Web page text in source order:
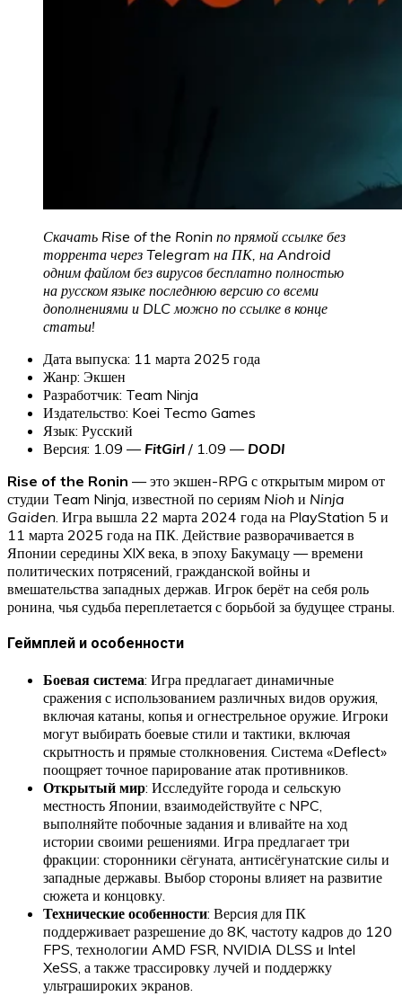
Скачать Rise of the Ronin по прямой ссылке без
торрента через Telegram на ПК, на Android
одним файлом без вирусов бесплатно полностью
на русском языке последнюю версию со всеми
дополнениями и DLC можно по ссылке в конце
статьи!
Дата выпуска: 11 марта 2025 года
Жанр: Экшен
Разработчик: Team Ninja
Издательство: Koei Tecmo Games
Язык: Русский
Версия: 1.09 — FitGirl / 1.09 — DODI
Rise of the Ronin — это экшен-RPG с открытым миром от
студии Team Ninja, известной по сериям Nioh и Ninja
Gaiden . Игра вышла 22 марта 2024 года на PlayStation 5 и
11 марта 2025 года на ПК. Действие разворачивается в
Японии середины XIX века, в эпоху Бакумацу — времени
политических потрясений, гражданской войны и
вмешательства западных держав. Игрок берёт на себя роль
ронина, чья судьба переплетается с борьбой за будущее страны.
Геймплей и особенности
Боевая система: Игра предлагает динамичные
сражения с использованием различных видов оружия,
включая катаны, копья и огнестрельное оружие. Игроки
могут выбирать боевые стили и тактики, включая
скрытность и прямые столкновения. Система «Deflect»
поощряет точное парирование атак противников.
Открытый мир: Исследуйте города и сельскую
местность Японии, взаимодействуйте с NPC,
выполняйте побочные задания и вливайте на ход
истории своими решениями. Игра предлагает три
фракции: сторонники сёгуната, антисёгунатские силы и
западные державы. Выбор стороны влияет на развитие
сюжета и концовку.
Технические особенности: Версия для ПК
поддерживает разрешение до 8K, частоту кадров до 120
FPS, технологии AMD FSR, NVIDIA DLSS и Intel
XeSS, а также трассировку лучей и поддержку
ультрашироких экранов.